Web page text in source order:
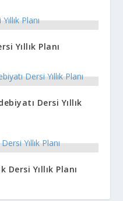
Yıllık Planı
Dersi Yıllık
Dersi Yıllık Planı